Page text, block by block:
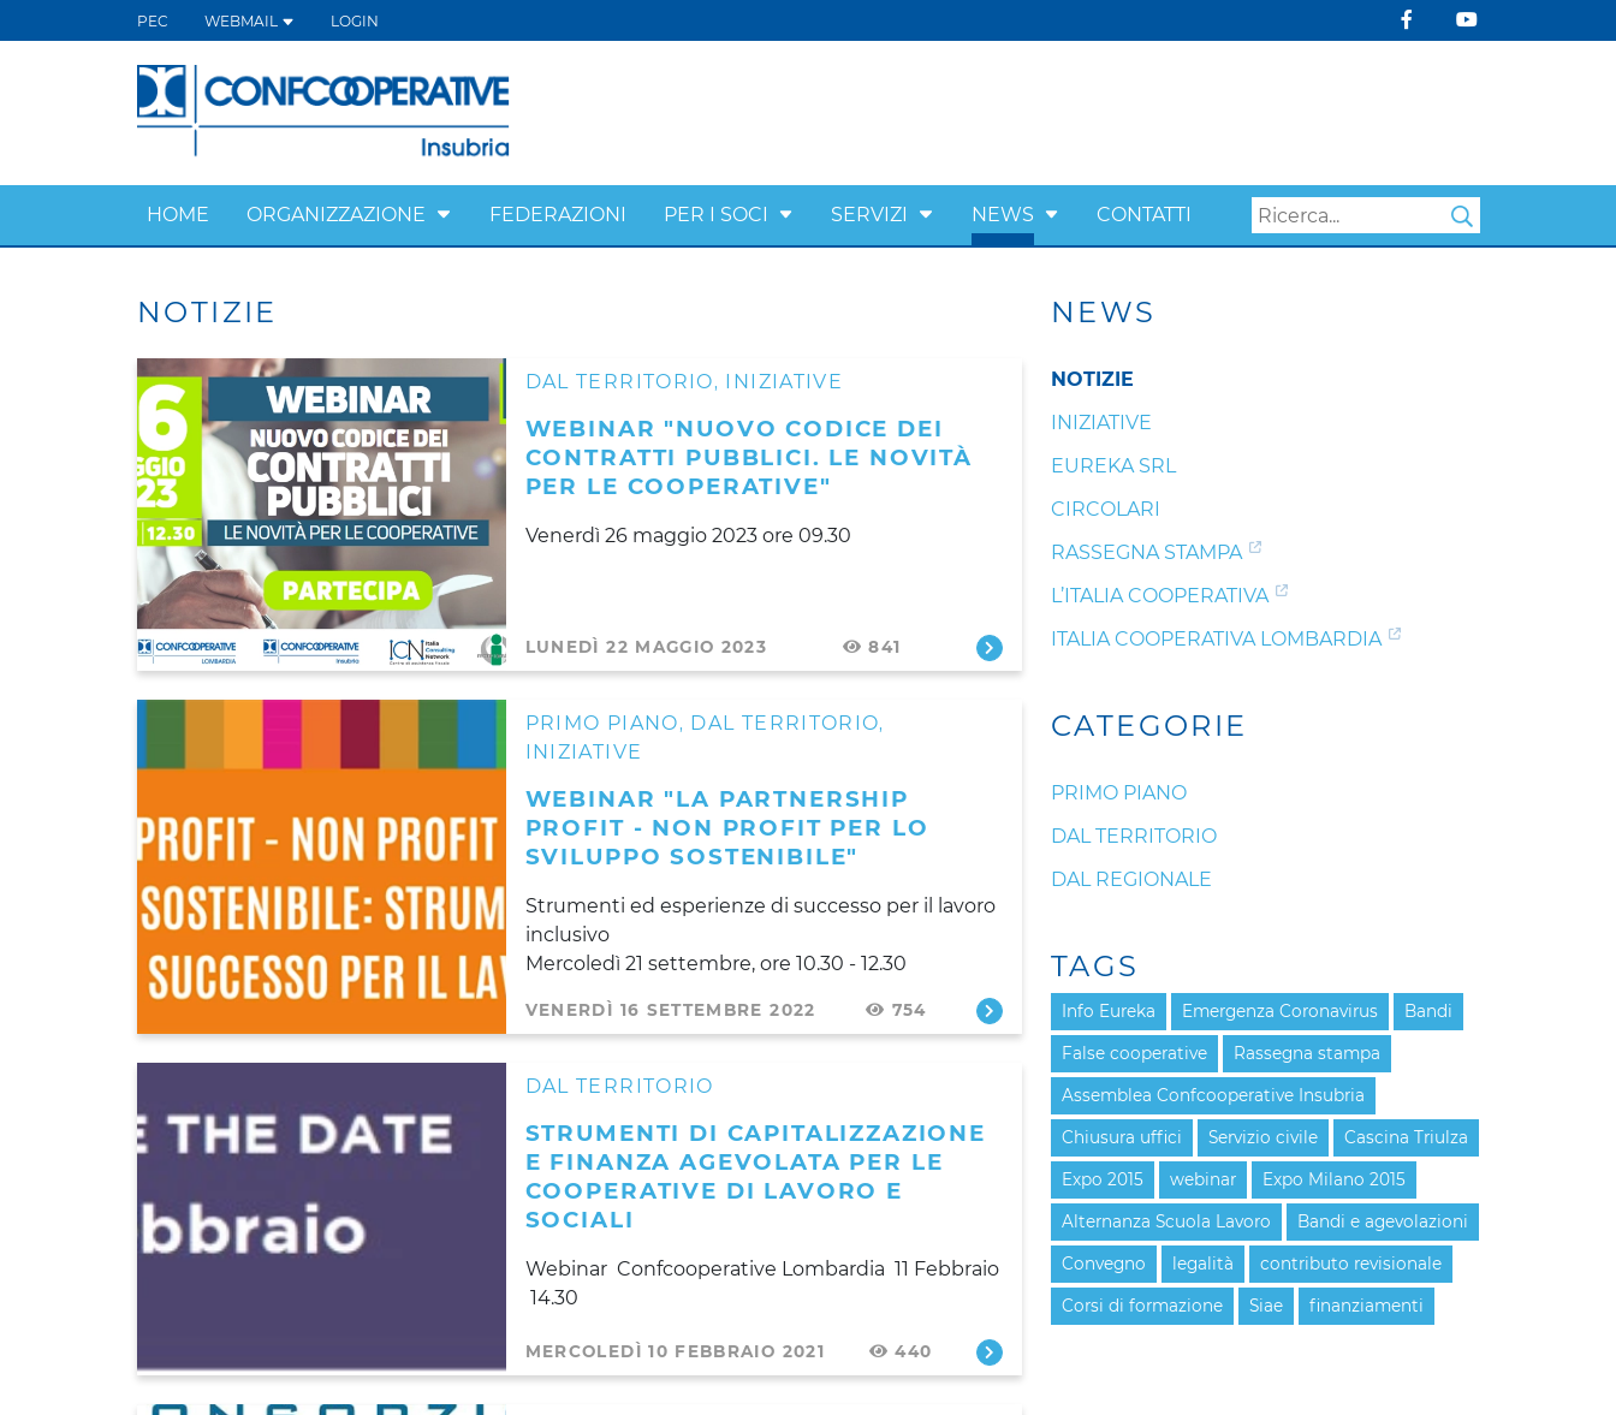
PEC WEBMAIL LOGIN
HOME ORGANIZZAZIONE FEDERAZIONI PER I SOCI SERVIZI NEWS CONTATTI
NOTIZIE
DAL TERRITORIO, INIZIATIVE
WEBINAR "NUOVO CODICE DEI
CONTRATTI PUBBLICI. LE NOVITÀ
PER LE COOPERATIVE"
Venerdì 26 maggio 2023 ore 09.30
LUNEDÌ 22 MAGGIO 2023 841
PRIMO PIANO, DAL TERRITORIO,
INIZIATIVE
WEBINAR "LA PARTNERSHIP
PROFIT - NON PROFIT PER LO
SVILUPPO SOSTENIBILE"
Strumenti ed esperienze di successo per il lavoro
inclusivo
Mercoledì 21 settembre, ore 10.30 - 12.30
VENERDÌ 16 SETTEMBRE 2022 754
DAL TERRITORIO
STRUMENTI DI CAPITALIZZAZIONE
E FINANZA AGEVOLATA PER LE
COOPERATIVE DI LAVORO E
SOCIALI
Webinar Confcooperative Lombardia 11 Febbraio
14.30
MERCOLEDÌ 10 FEBBRAIO 2021 440
NEWS
NOTIZIE
INIZIATIVE
EUREKA SRL
CIRCOLARI
RASSEGNA STAMPA
L’ITALIA COOPERATIVA
ITALIA COOPERATIVA LOMBARDIA
CATEGORIE
PRIMO PIANO
DAL TERRITORIO
DAL REGIONALE
TAGS
Info Eureka Emergenza Coronavirus Bandi
False cooperative Rassegna stampa
Assemblea Confcooperative Insubria
Chiusura uffici Servizio civile Cascina Triulza
Expo 2015 webinar Expo Milano 2015
Alternanza Scuola Lavoro Bandi e agevolazioni
Convegno legalità contributo revisionale
Corsi di formazione Siae finanziamenti